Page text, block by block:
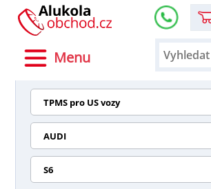
Menu
TPMS pro US vozy
AUDI
S6